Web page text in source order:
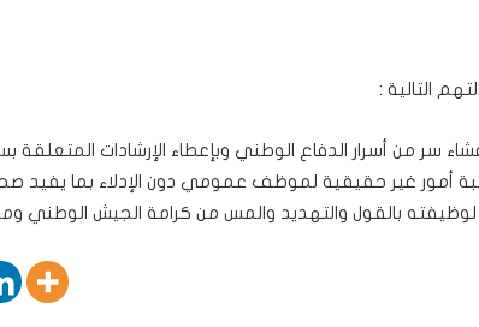
التالية :
سر من أسرار الدفاع الوطني وبإعطاء الإرشادات المتعلقة
أمور غير حقيقية لموظف عمومي دون الإدلاء بما يفيد
بالقول والتهديد والمس من كرامة الجيش الوطني